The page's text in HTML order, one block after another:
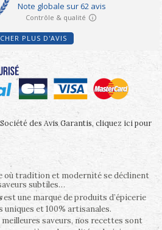
PLUS D'AVIS
des Avis Garantis, cliquez ici pour
où tradition et modernité se déclinent
subtiles…
est une marque de produits d’épicerie
uniques et 100% artisanales.
saveurs, nos recettes sont